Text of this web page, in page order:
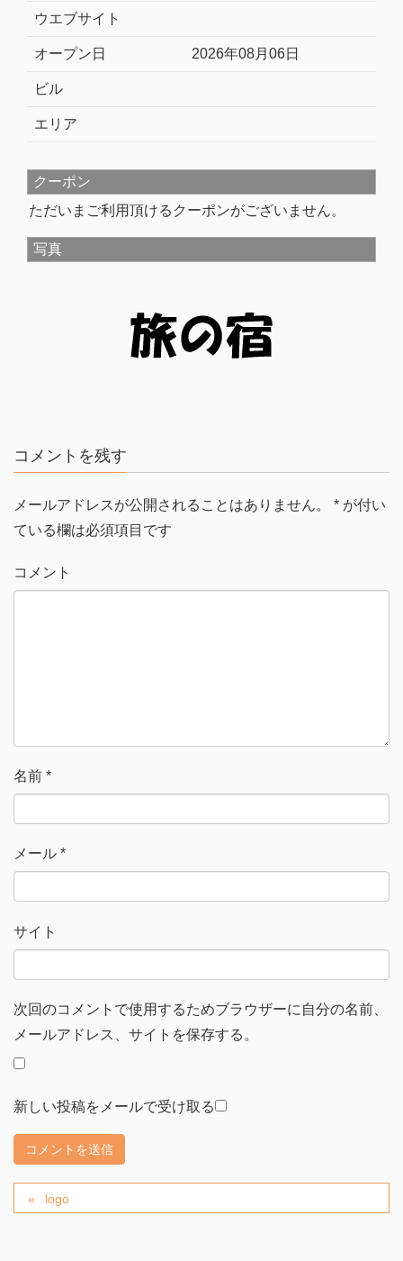
ウエブサイト
オープン日 2026年08月06日
ビル
エリア
クーポン
ただいまご利用頂けるクーポンがございません。
写真
コメントを残す
メールアドレスが公開されることはありません。 * が付い
ている欄は必須項目です
コメント
名前 *
メール *
サイト
次回のコメントで使用するためブラウザーに自分の名前、
メールアドレス、サイトを保存する。
新しい投稿をメールで受け取る
logo